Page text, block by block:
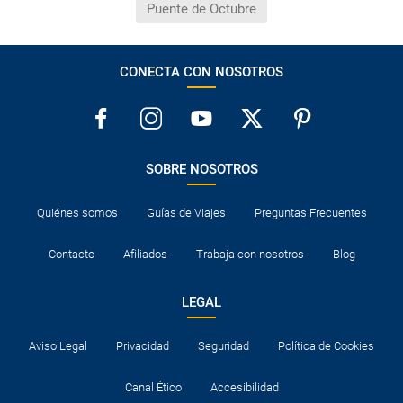
Puente de Octubre
CONECTA CON NOSOTROS
SOBRE NOSOTROS
Quiénes somos Guías de Viajes Preguntas Frecuentes
Contacto Afiliados Trabaja con nosotros Blog
LEGAL
Aviso Legal Privacidad Seguridad Política de Cookies
Canal Ético Accesibilidad